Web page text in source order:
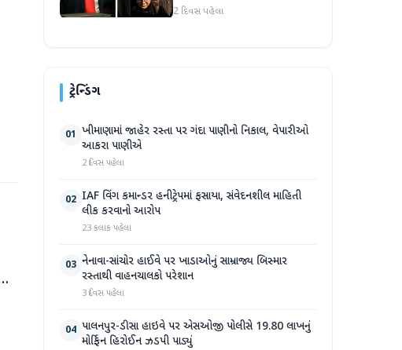
ટ્રમ્પનું નિવેદન
2 દિવસ પહેલા
ટ્રેન્ડિંગ
01 ખીમાણામાં જાહેર રસ્તા પર ગંદા પાણીનો નિકાલ, વેપારીઓ
આકરા પાણીએ
2 દિવસ પહેલા
02 IAF વિંગ કમાન્ડર હનીટ્રેપમાં ફસાયા, સંવેદનશીલ માહિતી
લીક કરવાનો આરોપ
23 કલાક પહેલા
03 નેનાવા-સાંચોર હાઈવે પર ખાડાઓનું સામ્રાજ્ય બિસ્માર
રસ્તાથી વાહનચાલકો પરેશાન
3 દિવસ પહેલા
04 પાલનપુર-ડીસા હાઇવે પર એસઓજી પોલીસે 19.80 લાખનું
મોર્ફિન હિરોઈન ઝડપી પાડ્યું